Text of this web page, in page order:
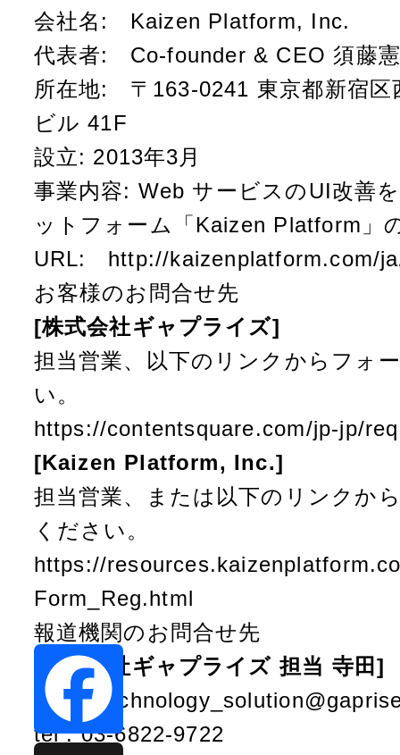
会社名: Kaizen Platform, Inc.
代表者: Co-founder & CEO 須藤
所在地: 〒163-0241 東京都新宿区
ビル 41F
設立: 2013年3月
事業内容: Web サービスのUI改善
ットフォーム「Kaizen Platform」
URL: http://kaizenplatform.com/
お客様のお問合せ先
[株式会社ギャプライズ]
担当営業、以下のリンクからフォ
い。
https://contentsquare.com/jp-jp/
[Kaizen Platform, Inc.]
担当営業、または以下のリンクか
ください。
https://
Form_Reg.html
報道機関のお問合せ先
[株式会社ギャプライズ 担当 寺田]
mail :
tel : 03-6822-9722